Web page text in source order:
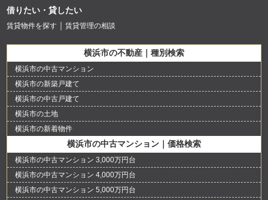
借りたい・貸したい
賃貸物件を探す 賃貸管理の相談
横浜市の不動産｜種別検索
横浜市の中古マンション
横浜市の新築戸建て
横浜市の中古戸建て
横浜市の土地
横浜市の新着物件
横浜市の中古マンション｜価格検索
横浜市の中古マンション 3,000万円台
横浜市の中古マンション 4,000万円台
横浜市の中古マンション 5,000万円台